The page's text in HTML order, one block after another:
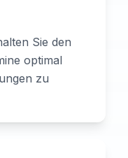
Sie den
optimal
zu